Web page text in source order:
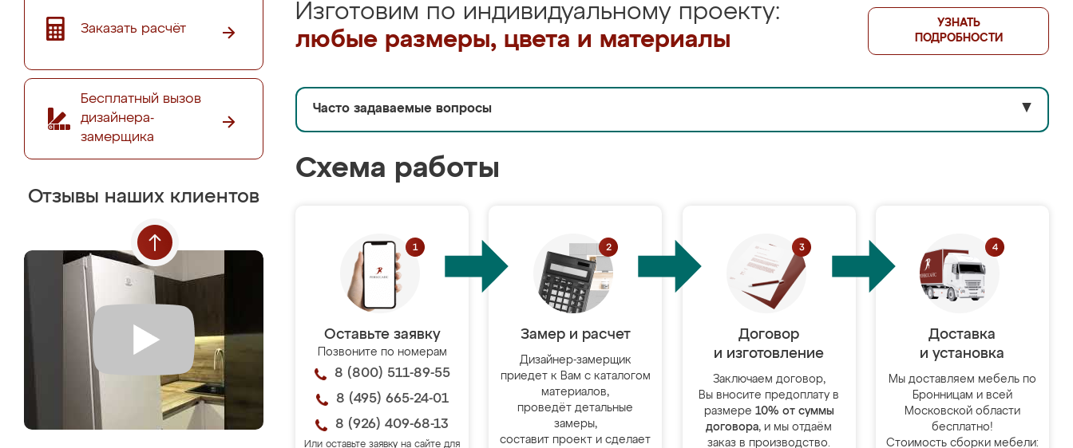
Заказать расчёт
Бесплатный вызов
дизайнера-
замерщика
Отзывы наших клиентов
Изготовим по индивидуальному проекту:
любые размеры, цвета и материалы
УЗНАТЬ
ПОДРОБНОСТИ
Часто задаваемые вопросы ▼
Схема работы
Оставьте заявку
Позвоните по номерам
8 (800) 511-89-55
8 (495) 665-24-01
8 (926) 409-68-13
Или оставьте заявку на сайте для
Замер и расчет
Дизайнер-замерщик
приедет к Вам с каталогом
материалов,
проведёт детальные
замеры,
составит проект и сделает
Договор
и изготовление
Заключаем договор,
Вы вносите предоплату в
размере 10% от суммы
договора, и мы отдаём
заказ в производство.
Доставка
и установка
Мы доставляем мебель по
Бронницам и всей
Московской области
бесплатно!
Стоимость сборки мебели: